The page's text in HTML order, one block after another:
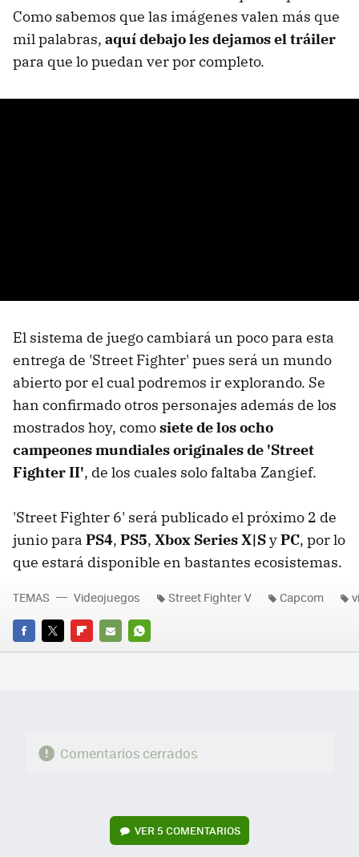
Como sabemos que las imágenes valen más que
mil palabras, aquí debajo les dejamos el tráiler
para que lo puedan ver por completo.
El sistema de juego cambiará un poco para esta
entrega de 'Street Fighter' pues será un mundo
abierto por el cual podremos ir explorando. Se
han confirmado otros personajes además de los
mostrados hoy, comosiete de los ocho
campeones mundiales originales de 'Street
Fighter II', de los cuales solo faltaba Zangief.
'Street Fighter 6' será publicado el próximo 2 de
junio para PS4, PS5, Xbox Series X|SyPC, por lo
que estará disponible en bastantes ecosistemas.
FACEBOOK
TWITTERFLIPBOARD
E-
WHATSAPP
TEMAS Videojuegos Street Fighter V Capcom
Comentarios cerrados
VER5 COMENTARIOS